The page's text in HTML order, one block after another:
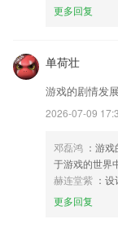
更多回复
单荷壮
游戏的剧情发
2026-07-09
邓磊鸿 ：游
于游戏的世界
赫连堂紫 ：
更多回复